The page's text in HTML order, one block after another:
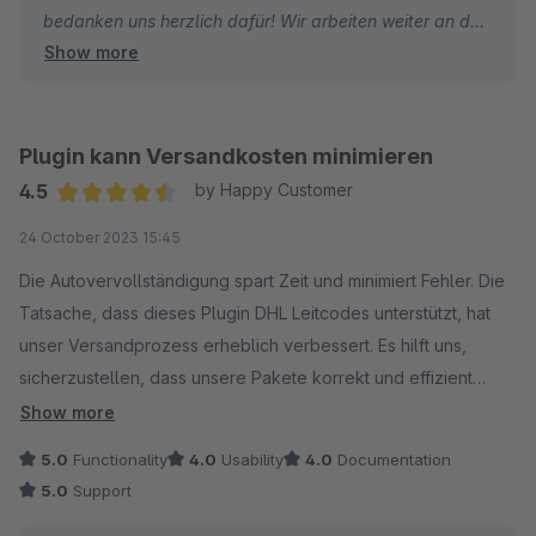
bedanken uns herzlich dafür! Wir arbeiten weiter an der
Verbesserung und Entwicklung unseres Plugins und
Danke für die konstruktive Zusammenarbeit & viele
Grüße
Show more
Plugin kann Versandkosten minimieren
4.5
by Happy Customer
24 October 2023 15:45
Die Autovervollständigung spart Zeit und minimiert Fehler. Die
Tatsache, dass dieses Plugin DHL Leitcodes unterstützt, hat
unser Versandprozess erheblich verbessert. Es hilft uns,
sicherzustellen, dass unsere Pakete korrekt und effizient
zugestellt werden. Dies hat nicht nur die Kundenzufriedenheit
Hilfsbereiter Kundenservice.
Show more
5.0 Functionality 4.0 Usability 4.0 Documentation
5.0 Support